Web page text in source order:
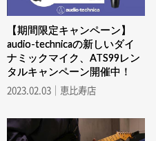
【期間限定キャンペーン】
audio-technicaの新しいダイ
ナミックマイク、ATS99レン
タルキャンペーン開催中！
2023.02.03｜恵比寿店